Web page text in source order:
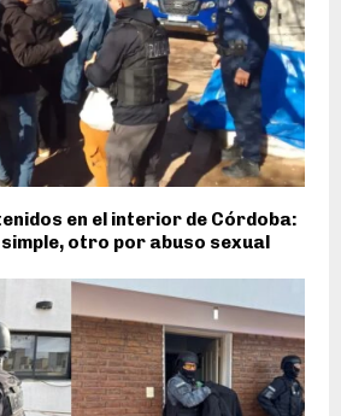
en el interior de Córdoba:
otro por abuso sexual